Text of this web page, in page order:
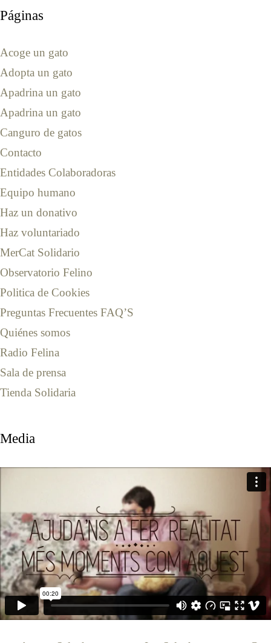
Páginas
Acoge un gato
Adopta un gato
Apadrina un gato
Apadrina un gato
Canguro de gatos
Contacto
Entidades Colaboradoras
Equipo humano
Haz un donativo
Haz voluntariado
MerCat Solidario
Observatorio Felino
Politica de Cookies
Preguntas Frecuentes FAQ’S
Quiénes somos
Radio Felina
Sala de prensa
Tienda Solidaria
Media